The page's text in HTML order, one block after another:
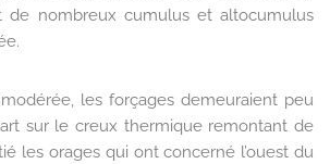
de nombreux cumulus et altocumulus
modérée, les forçages demeuraient peu
sur le creux thermique remontant de
les orages qui ont concerné l’ouest du